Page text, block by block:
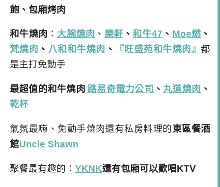
飽、包廂烤肉
和牛燒肉 ： 大腕燒肉 、 樂軒 、和牛47 、 Moe燃 、
梵燒肉 、 八和和牛燒肉 、 『旺盛苑和牛燒肉』都
是主打免動手
最超值的和牛燒肉 路易奇電力公司 、 丸道燒肉 、
乾杯
氣氛最嗨、免動手燒肉還有私房料理的東區餐酒
館Uncle Shawn
聚餐最有趣的： YKNK還有包廂可以歡唱KTV